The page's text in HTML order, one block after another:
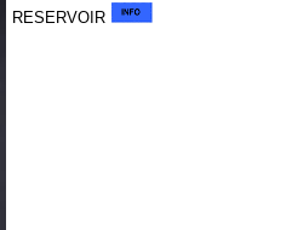
RESERVOIR